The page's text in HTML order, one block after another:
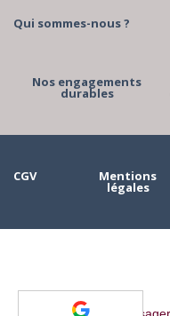
Qui sommes-nous ?
Nos engagements
durables
CGV Mentions
légales